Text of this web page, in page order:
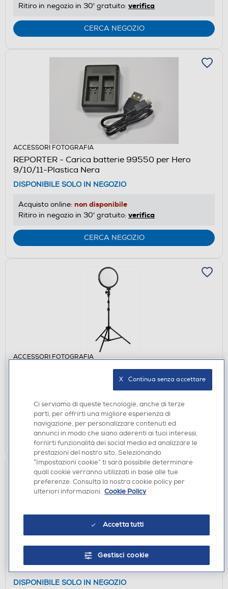
Ritiro in negozio in 30' gratuito: verifica
CERCA NEGOZIO
ACCESSORI FOTOGRAFIA
REPORTER - Carica batterie 99550 per Hero
9/10/11-Plastica Nera
DISPONIBILE SOLO IN NEGOZIO
Acquisto online: non disponibile
Ritiro in negozio in 30' gratuito: verifica
CERCA NEGOZIO
ACCESSORI FOTOGRAFIA
F-SYSTEM - VILTROX LED 300T KIT COMPLETO
DISPONIBILE SOLO IN NEGOZIO
Acquisto online:non disponibile
Ritiro in negozio in 30' gratuito: verifica
CERCA NEGOZIO
ACCESSORI FOTOGRAFIA
REPORTER - 10116
DISPONIBILE SOLO IN NEGOZIO
Ci serviamo di queste tecnologie, anche di terze
parti, per offrirti una migliore esperienza di
navigazione, per personalizzare contenuti ed
annunci in modo che siano aderenti ai tuoi interessi,
fornirti funzionalità dei social media ed analizzare le
prestazioni del nostro sito. Selezionando
“Impostazioni cookie” ti sarà possibile determinare
quali cookie verranno utilizzati in base alle tue
preferenze. Consulta la nostra cookie policy per
ulteriori informazioni. Cookie Policy
Accetta tutti
Gestisci cookie
X   Continua senza accettare